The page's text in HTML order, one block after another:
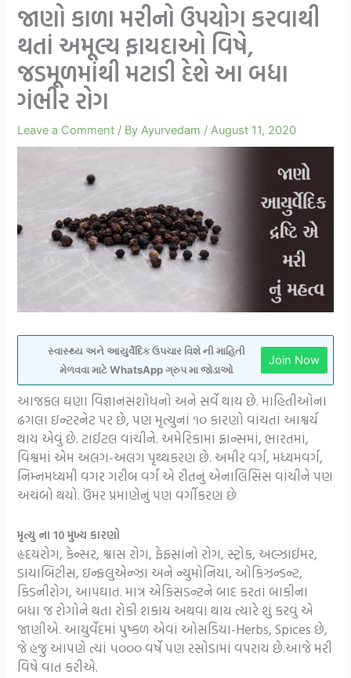
જાણો કાળા મરીનો ઉપયોગ કરવાથી
થતાં અમૂલ્ય ફાયદાઓ વિષે,
જડમૂળમાંથી મટાડી દેશે આ બધા
ગંભીર રોગ
Leave a Comment / ByAyurvedam /August 11, 2020
સ્વાસ્થ્ય અને આયુર્વેદિક ઉપચાર વિશે ની માહિતી
મેળવવા માટે WhatsApp ગ્રુપ મા જોડાઓ
Join Now
આજકલ ઘણા વિજ્ઞાનસંશોધનો અને સર્વે થાય છે. માહિતીઓના
ઢગલા ઇન્ટરનેટ પર છે, પણ મૃત્યુનાં ૧૦ કારણો વાંચતાં આશ્વર્ય
થાય એવું છે. ટાઈટલ વાંચીને. અમેરિકામાં ફ્રાન્સમાં, ભારતમાં,
વિશ્વમાં એમ અલગ-અલગ પૃથ્થકરણ છે. અમીર વર્ગ, મધ્યમવર્ગ,
નિમ્નમધ્યમી વગર ગરીબ વર્ગ એ રીતનું એનાલિસિસ વાંચીને પણ
અચંબો થયો. ઉંમર પ્રમાણેનું પણ વર્ગીકરણ છે
મૃત્યુ ના 10 મુખ્ય કારણો
હૃદયરોગ, કેન્સર, શ્વાસ રોગ, ફેફસાંનો રોગ, સ્ટ્રોક, અલ્ઝાઈમર,
ડાયાબિટીસ, ઇન્ફલુએન્ઝા અને ન્યુમોનિયા, ઓકિઝન્ડન્ટ,
કિડનીરોગ, આપઘાત. માત્ર એકિસડન્ટને બાદ કરતાં બાકીના
બધા જ રોગોને થતા રોકી શકાય અથવા થાય ત્યારે શું કરવું એ
જાણીએ. આયુર્વેદમાં પુષ્કળ એવાં ઓસડિયા-Herbs, Spices છે,
જે હજુ આપણે ત્યાં ૫૦૦૦ વર્ષે પણ રસોડામાં વપરાય છે.આજે મરી
વિષે વાત કરીએ.